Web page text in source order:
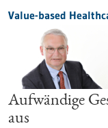
Value-based
Aufwändige
aus